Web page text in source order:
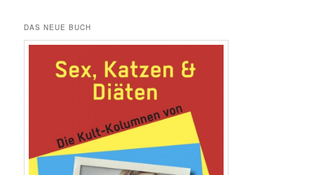
DAS NEUE BUCH